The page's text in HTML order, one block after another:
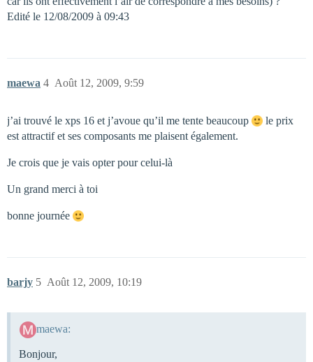
Edité le 12/08/2009 à 09:43
maewa Août 12, 2009, 9:59
4
j’ai trouvé le xps 16 et j’avoue qu’il me tente beaucoup
le prix
est attractif et ses composants me plaisent également.
Je crois que je vais opter pour celui-là
Un grand merci à toi
bonne journée
barjy Août 12, 2009, 10:19
5
maewa:
Bonjour,